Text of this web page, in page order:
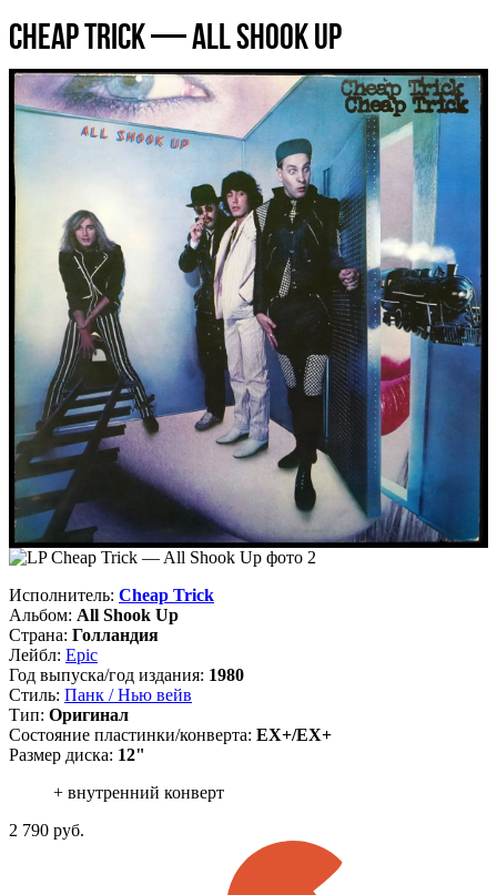
Cheap Trick — All Shook Up
Исполнитель: Cheap Trick
Альбом: All Shook Up
Страна: Голландия
Лейбл: Epic
Год выпуска/год издания: 1980
Стиль: Панк / Нью вейв
Тип: Оригинал
Состояние пластинки/конверта: EX+/EX+
Размер диска: 12"
+ внутренний конверт
2 790 руб.